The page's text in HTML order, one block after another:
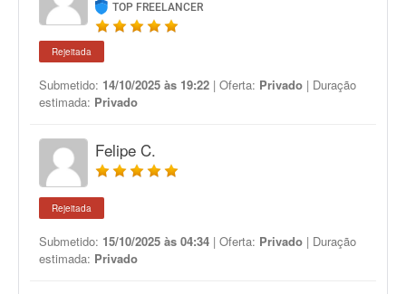
TOP FREELANCER
Rejeitada
Submetido: 14/10/2025 às 19:22 | Oferta: Privado | Duração
estimada: Privado
Felipe C.
Rejeitada
Submetido: 15/10/2025 às 04:34 | Oferta: Privado | Duração
estimada: Privado